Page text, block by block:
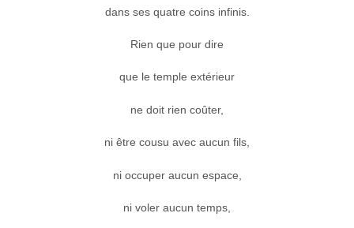
dans ses quatre coins infinis.
Rien que pour dire
que le temple extérieur
ne doit rien coûter,
ni être cousu avec aucun fils,
ni occuper aucun espace,
ni voler aucun temps,